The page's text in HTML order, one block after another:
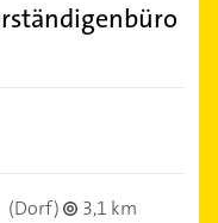
(Dorf)
3,1 km